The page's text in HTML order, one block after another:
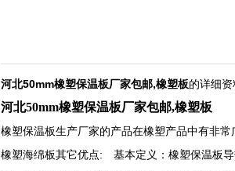
河北50mm橡塑保温板厂家包邮,橡塑板的详细资
河北50mm橡塑保温板厂家包邮,橡塑板
橡塑保温板生产厂家的产品在橡塑产品中有非
橡塑海绵板其它优点: 基本定义：橡塑保温板